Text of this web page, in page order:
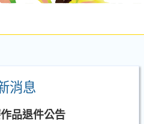
消息
品退件公告